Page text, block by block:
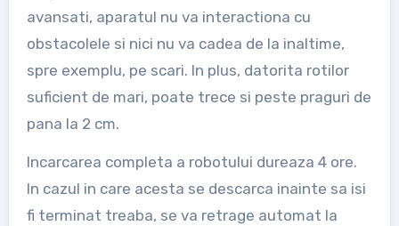
avansati, aparatul nu va interactiona cu
obstacolele si nici nu va cadea de la inaltime,
spre exemplu, pe scari. In plus, datorita rotilor
suficient de mari, poate trece si peste praguri de
pana la 2 cm.
Incarcarea completa a robotului dureaza 4 ore.
In cazul in care acesta se descarca inainte sa isi
fi terminat treaba, se va retrage automat la